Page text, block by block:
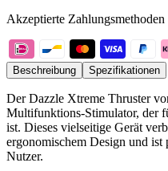
Akzeptierte Zahlungsmethoden
Beschreibung Spezifikationen
Der Dazzle Xtreme Thruster
Multifunktions-Stimulator, der
ist. Dieses vielseitige Gerät
ergonomischem Design und
Nutzer.